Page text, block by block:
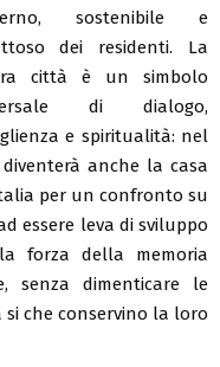
sostenibile e
dei residenti. La
città è un simbolo
di dialogo,
e spiritualità: nel
diventerà anche la casa
per un confronto su
essere leva di sviluppo
forza della memoria
senza dimenticare le
si che conservino la loro